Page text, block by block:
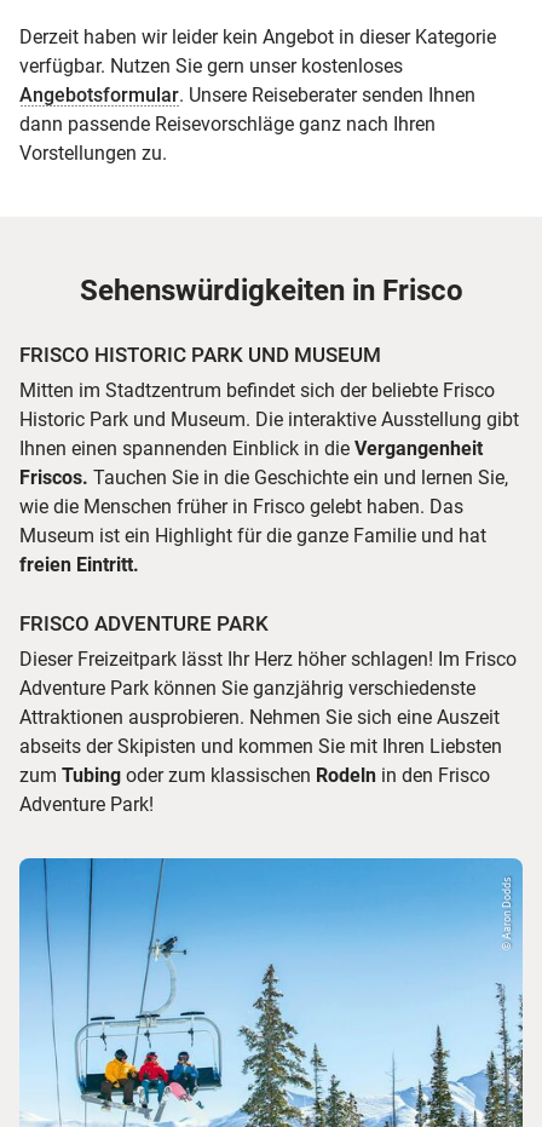
Derzeit haben wir leider kein Angebot in dieser Kategorie
verfügbar. Nutzen Sie gern unser kostenloses
Angebotsformular. Unsere Reiseberater senden Ihnen
dann passende Reisevorschläge ganz nach Ihren
Vorstellungen zu.
Sehenswürdigkeiten in Frisco
FRISCO HISTORIC PARK UND MUSEUM
Mitten im Stadtzentrum befindet sich der beliebte Frisco
Historic Park und Museum. Die interaktive Ausstellung gibt
Ihnen einen spannenden Einblick in die Vergangenheit
Friscos. Tauchen Sie in die Geschichte ein und lernen Sie,
wie die Menschen früher in Frisco gelebt haben. Das
Museum ist ein Highlight für die ganze Familie und hat
freien Eintritt.
FRISCO ADVENTURE PARK
Dieser Freizeitpark lässt Ihr Herz höher schlagen! Im Frisco
Adventure Park können Sie ganzjährig verschiedenste
Attraktionen ausprobieren. Nehmen Sie sich eine Auszeit
abseits der Skipisten und kommen Sie mit Ihren Liebsten
zum Tubing oder zum klassischen Rodeln in den Frisco
Adventure Park!
© Aaron Dodds